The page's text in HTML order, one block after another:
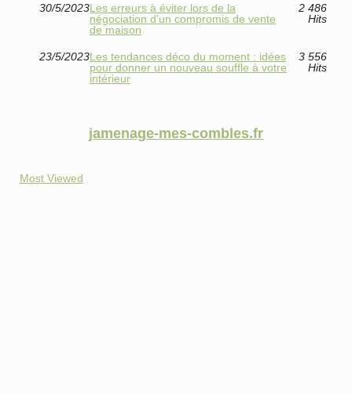
30/5/2023Les erreurs à éviter lors de la
négociation d'un compromis de vente
de maison
2 486
Hits
23/5/2023Les tendances déco du moment : idées
pour donner un nouveau souffle à votre
intérieur
3 556
Hits
jamenage-mes-combles.fr
Most Viewed